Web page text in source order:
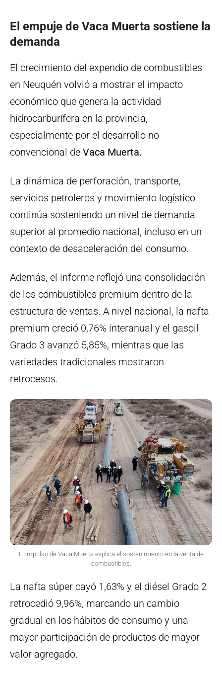
El empuje de Vaca Muerta sostiene la
demanda
El crecimiento del expendio de combustibles
en Neuquén volvió a mostrar el impacto
económico que genera la actividad
hidrocarburífera en la provincia,
especialmente por el desarrollo no
convencional de Vaca Muerta.
La dinámica de perforación, transporte,
servicios petroleros y movimiento logístico
continúa sosteniendo un nivel de demanda
superior al promedio nacional, incluso en un
contexto de desaceleración del consumo.
Además, el informe reflejó una consolidación
de los combustibles premium dentro de la
estructura de ventas. A nivel nacional, la nafta
premium creció 0,76% interanual y el gasoil
Grado 3 avanzó 5,85%, mientras que las
variedades tradicionales mostraron
retrocesos.
El impulso de Vaca Muerta explica el sostenimiento en la venta de
combustibles.
La nafta súper cayó 1,63% y el diésel Grado 2
retrocedió 9,96%, marcando un cambio
gradual en los hábitos de consumo y una
mayor participación de productos de mayor
valor agregado.